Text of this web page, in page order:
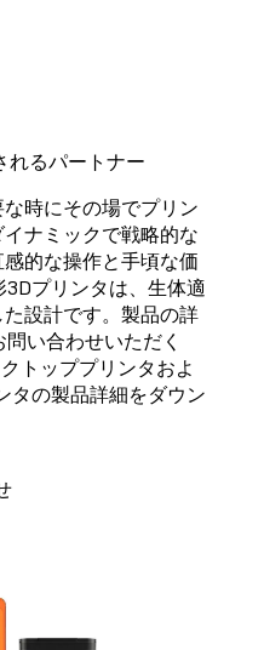
れるパートナー
時にその場でプリン
ナミックで戦略的な
的な操作と手頃な価
プリンタは、生体適
設計です。製品の詳
い合わせいただく
トッププリンタおよ
タの製品詳細をダウン